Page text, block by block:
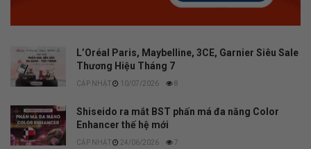
L’Oréal Paris, Maybelline, 3CE, Garnier Siêu Sale
Thương Hiệu Tháng 7
10/07/2026 8
Shiseido ra mắt BST phấn má đa năng Color
Enhancer thế hệ mới
24/06/2026 7